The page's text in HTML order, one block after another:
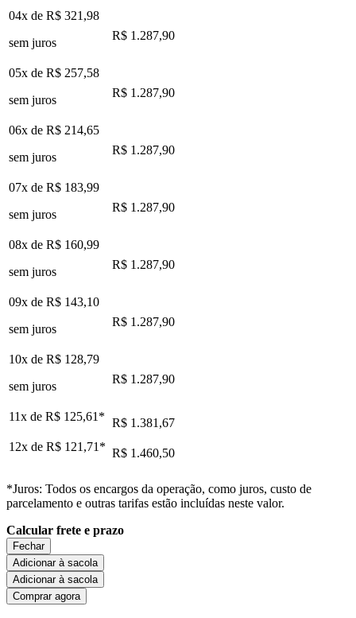
04x de R$ 321,98
sem juros
R$ 1.287,90
05x de R$ 257,58
sem juros
R$ 1.287,90
06x de R$ 214,65
sem juros
R$ 1.287,90
07x de R$ 183,99
sem juros
R$ 1.287,90
08x de R$ 160,99
sem juros
R$ 1.287,90
09x de R$ 143,10
sem juros
R$ 1.287,90
10x de R$ 128,79
sem juros
R$ 1.287,90
11x de R$ 125,61 * R$ 1.381,67
12x de R$ 121,71 * R$ 1.460,50
*Juros: Todos os encargos da operação, como juros, custo de
parcelamento e outras tarifas estão incluídas neste valor.
Calcular frete e prazo
Fechar
Adicionar à sacola
Adicionar à sacola
Comprar agora